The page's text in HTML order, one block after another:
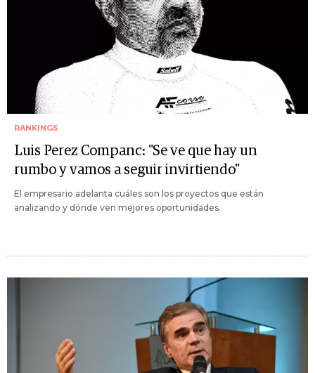
RANKINGS
Luis Perez Companc: "Se ve que hay un
rumbo y vamos a seguir invirtiendo"
El empresario adelanta cuáles son los proyectos que están
analizando y dónde ven mejores oportunidades.